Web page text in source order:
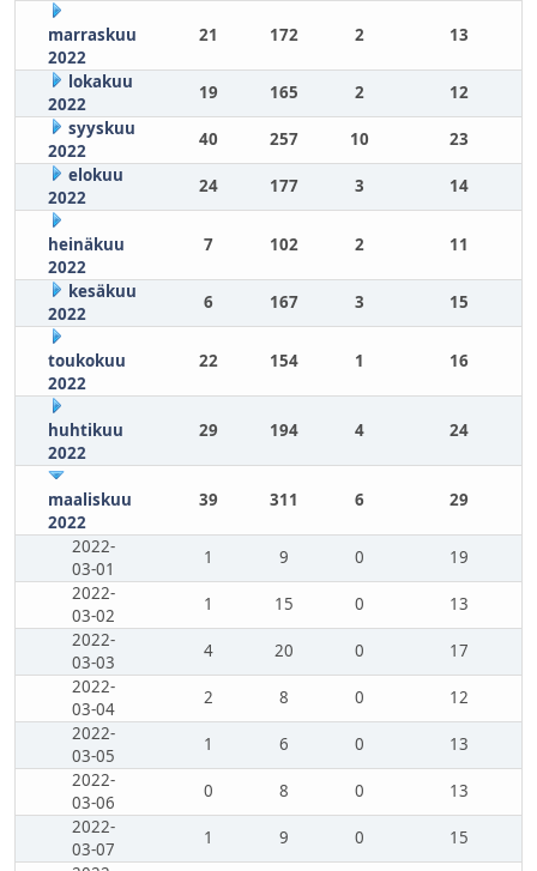
marraskuu
2022
21 172 2 13
lokakuu
2022
19 165 2
12
syyskuu
2022
40 257 10
23
elokuu
2022
24 177 3 14
heinäkuu
2022
7 102 2 11
kesäkuu
2022
6 167 3 15
toukokuu
2022
22 154 1 16
huhtikuu
2022
29 194 4 24
maaliskuu
2022
39 311 6 29
2022-
03-01
1 9 0
19
2022-
03-02
1 15 0
13
2022-
03-03
4 20 0
17
2022-
03-04
2 8 0
12
2022-
03-05
1 6 0
13
2022-
03-06
0 8 0
13
2022-
03-07
1 9 0
15